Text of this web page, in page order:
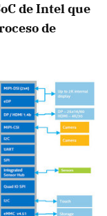
de Intel que
de